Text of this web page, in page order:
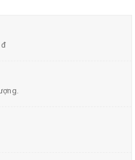
- 34kg/hộp.
đ